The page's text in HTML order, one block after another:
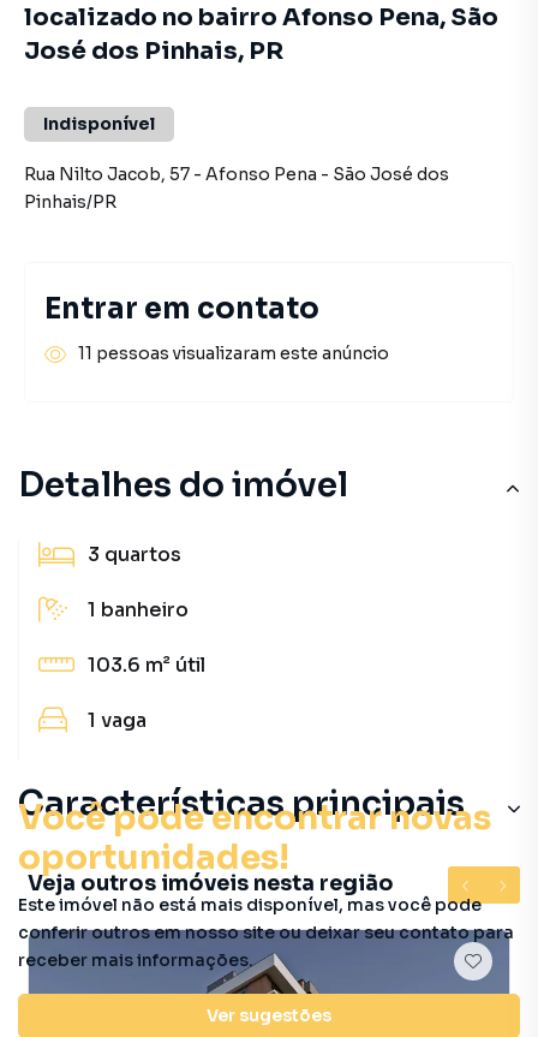
Você pode encontrar novas
oportunidades!
Este imóvel não está mais disponível, mas você pode
conferir outros em nosso site ou deixar seu contato para
receber mais informações.
Ver sugestões
Detalhes do imóvel
3 quartos
1 banheiro
103.6 m² útil
1 vaga
Características principais
Veja outros imóveis nesta região
localizado no bairro Afonso Pena, São
José dos Pinhais, PR
Indisponível
Rua Nilto Jacob, 57 - Afonso Pena - São José dos
Pinhais/PR
Entrar em contato
11 pessoas visualizaram este anúncio